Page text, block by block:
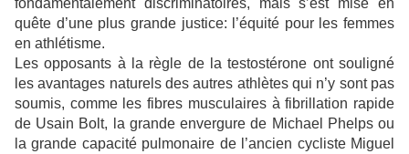
quête d’une plus grande justice: l’équité pour les femmes
en athlétisme.
Les opposants à la règle de la testostérone ont souligné
les avantages naturels des autres athlètes qui n’y sont pas
soumis, comme les fibres musculaires à fibrillation rapide
de Usain Bolt, la grande envergure de Michael Phelps ou
la grande capacité pulmonaire de l’ancien cycliste Miguel